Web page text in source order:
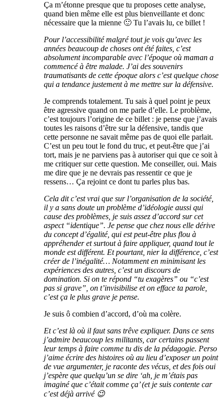
Ça m’étonne presque que tu proposes cette analyse,
quand bien même elle est plus bienveillante et donc
nécessaire que la mienne 🙂 Tu l’avais lu, ce billet !
Pour l’accessibilité malgré tout je vois qu’avec les
années beaucoup de choses ont été faites, c’est
absolument incomparable avec l’époque où maman a
commencé à être malade. J’ai des souvenirs
traumatisants de cette époque alors c’est quelque chose
qui a tendance justement à me mettre sur la défensive.
Je comprends totalement. Tu sais à quel point je peux
être agressive quand on me parle d’elle. Le problème,
c’est toujours l’origine de ce billet : je pense que j’avais
toutes les raisons d’être sur la défensive, tandis que
cette personne ne savait même pas de quoi elle parlait.
C’est un peu tout le fond du truc, et peut-être que j’ai
tort, mais je ne parviens pas à autoriser qui que ce soit à
me critiquer sur cette question. Me conseiller, oui. Mais
me dire que je ne devrais pas ressentir ce que je
ressens… Ça rejoint ce dont tu parles plus bas.
Cela dit c’est vrai que sur l’organisation de la société,
il y a sans doute un problème d’idéologie aussi qui
cause des problèmes, je suis assez d’accord sur cet
aspect “identique”. Je pense que chez nous elle dérive
du concept d’égalité, qui est peut-être plus flou à
appréhender et surtout à faire appliquer, quand tout le
monde est différent. Et pourtant, nier la différence, c’est
créer de l’inégalité… Notamment en minimisant les
expériences des autres, c’est un discours de
domination. Si on te répond “tu exagères” ou “c’est
pas si grave”, on t’invisibilise et on efface ta parole,
c’est ça le plus grave je pense.
Je suis ô combien d’accord, d’où ma colère.
Et c’est là où il faut sans trêve expliquer. Dans ce sens
j’admire beaucoup les militants, car certains passent
leur temps à faire comme tu dis de la pédagogie. Perso
j’aime écrire des histoires où au lieu d’exposer un point
de vue argumenter, je raconte des vécus, et des fois oui
j’espère que quelqu’un se dire ‘ah, je m’étais pas
imaginé que c’était comme ça’ (et je suis contente car
c’est déjà arrivé 😉